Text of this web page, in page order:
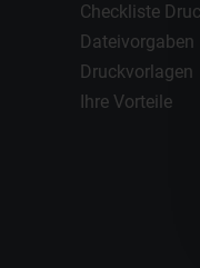
Checkliste
Dateivorgaben
Druckvorlagen
Ihre Vorteile